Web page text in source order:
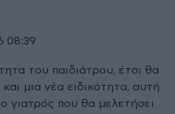
08:39
του παιδιάτρου, έτσι θα
μια νέα ειδικότητα, αυτή
γιατρός που θα μελετήσει